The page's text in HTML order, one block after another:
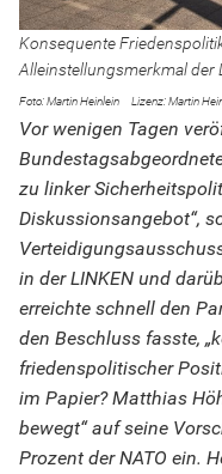
Konsequente
Alleinstellungsmerkmal der
Martin Heinlein Martin
Vor wenigen Tagen
zu linker
Diskussionsangebot“,
in der LINKEN und
erreichte schnell den
den Beschluss fasste,
friedenspolitischer
im Papier? Matthias
bewegt“ auf seine
Prozent der NATO ein.